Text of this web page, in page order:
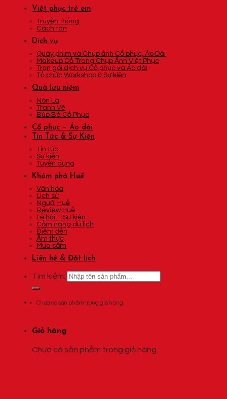
Việt phục trẻ em
Truyền thống
Cách tân
Dịch vụ
Quay phim và Chụp ảnh Cổ phục, Áo Dài
Makeup Cổ Trang Chụp Ảnh Việt Phục
Trọn gói dịch vụ Cổ phục và Áo dài
Tổ chức Workshop & Sự kiện
Quà lưu niệm
Nón Lá
Tranh Vẽ
Búp Bê Cổ Phục
Cổ phục – Áo dài
Tin Tức & Sự Kiện
Tin tức
Sự kiện
Tuyển dụng
Khám phá Huế
Văn hóa
Lịch sử
Người Huế
Review Huế
Lễ hội – Sự kiện
Cẩm nang du lịch
Điểm đến
Ẩm thực
Mua sắm
Liên hệ & Đặt lịch
Tìm kiếm:
Chưa có sản phẩm trong giỏ hàng.
Giỏ hàng
Chưa có sản phẩm trong giỏ hàng.